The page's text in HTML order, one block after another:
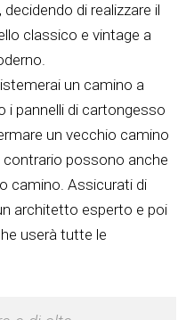
, decidendo di realizzare il
classico e vintage a
un camino a
pannelli di cartongesso
un vecchio camino
contrario possono anche
camino. Assicurati di
architetto esperto e poi
userà tutte le